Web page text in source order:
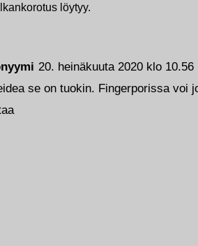
20. heinäkuuta 2020 klo 10.56
se on tuokin. Fingerporissa voi
löytyy.